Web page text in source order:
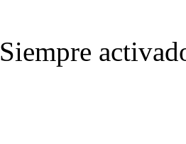
Siempre